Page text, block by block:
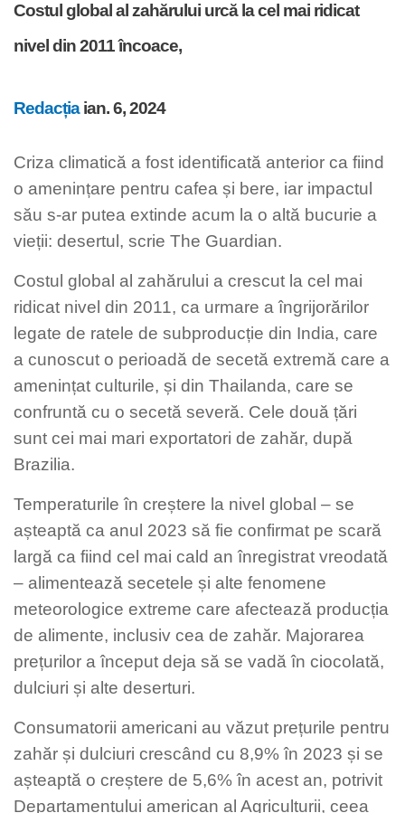
Costul global al zahărului urcă la cel mai ridicat
nivel din 2011 încoace,
Redacțiaian. 6, 2024
Criza climatică a fost identificată anterior ca fiind
o amenințare pentru cafea și bere, iar impactul
său s-ar putea extinde acum la o altă bucurie a
vieții: desertul, scrie The Guardian.
Costul global al zahărului a crescut la cel mai
ridicat nivel din 2011, ca urmare a îngrijorărilor
legate de ratele de subproducție din India, care
a cunoscut o perioadă de secetă extremă care a
amenințat culturile, și din Thailanda, care se
confruntă cu o secetă severă. Cele două țări
sunt cei mai mari exportatori de zahăr, după
Brazilia.
Temperaturile în creștere la nivel global – se
așteaptă ca anul 2023 să fie confirmat pe scară
largă ca fiind cel mai cald an înregistrat vreodată
– alimentează secetele și alte fenomene
meteorologice extreme care afectează producția
de alimente, inclusiv cea de zahăr. Majorarea
prețurilor a început deja să se vadă în ciocolată,
dulciuri și alte deserturi.
Consumatorii americani au văzut prețurile pentru
zahăr și dulciuri crescând cu 8,9% în 2023 și se
așteaptă o creștere de 5,6% în acest an, potrivit
Departamentului american al Agriculturii, ceea